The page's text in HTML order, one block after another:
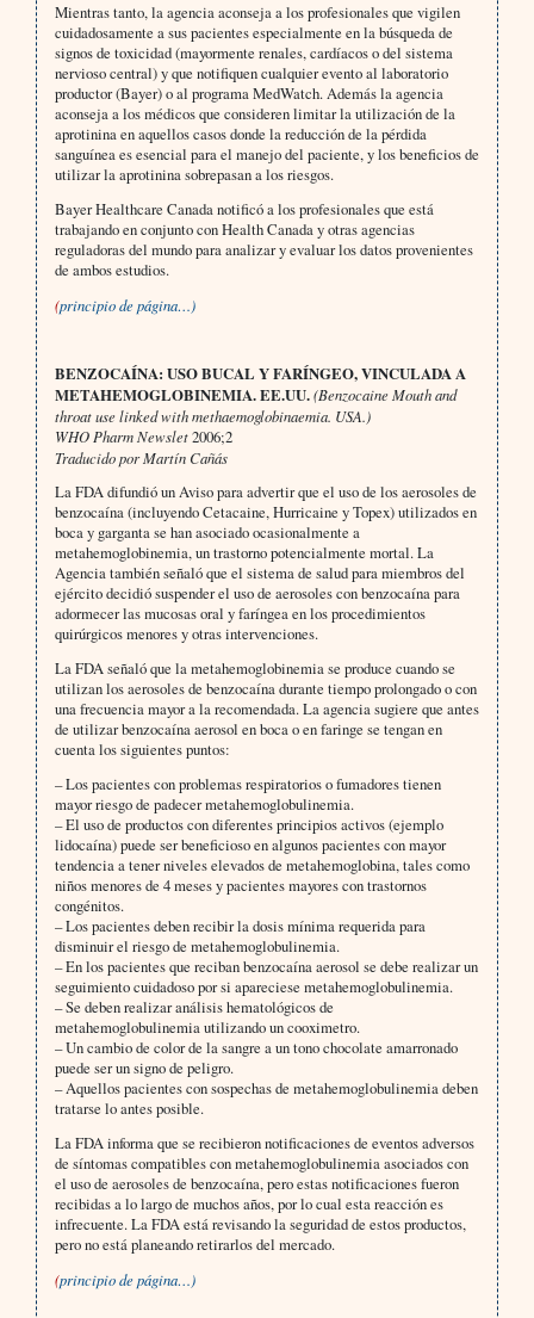
Mientras tanto, la agencia aconseja a los profesionales que vigilen
cuidadosamente a sus pacientes especialmente en la búsqueda de
signos de toxicidad (mayormente renales, cardíacos o del sistema
nervioso central) y que notifiquen cualquier evento al laboratorio
productor (Bayer) o al programa MedWatch. Además la agencia
aconseja a los médicos que consideren limitar la utilización de la
aprotinina en aquellos casos donde la reducción de la pérdida
sanguínea es esencial para el manejo del paciente, y los beneficios de
utilizar la aprotinina sobrepasan a los riesgos.
Bayer Healthcare Canada notificó a los profesionales que está
trabajando en conjunto con Health Canada y otras agencias
reguladoras del mundo para analizar y evaluar los datos provenientes
de ambos estudios.
(principio de página…)
BENZOCAÍNA: USO BUCAL Y FARÍNGEO, VINCULADA A
METAHEMOGLOBINEMIA. EE.UU.(Benzocaine Mouth and
throat use linked with methaemoglobinaemia. USA.)
WHO Pharm Newslet2006;2
Traducido por Martín Cañás
La FDA difundió un Aviso para advertir que el uso de los aerosoles de
benzocaína (incluyendo Cetacaine, Hurricaine y Topex) utilizados en
boca y garganta se han asociado ocasionalmente a
metahemoglobinemia, un trastorno potencialmente mortal. La
Agencia también señaló que el sistema de salud para miembros del
ejército decidió suspender el uso de aerosoles con benzocaína para
adormecer las mucosas oral y faríngea en los procedimientos
quirúrgicos menores y otras intervenciones.
La FDA señaló que la metahemoglobinemia se produce cuando se
utilizan los aerosoles de benzocaína durante tiempo prolongado o con
una frecuencia mayor a la recomendada. La agencia sugiere que antes
de utilizar benzocaína aerosol en boca o en faringe se tengan en
cuenta los siguientes puntos:
– Los pacientes con problemas respiratorios o fumadores tienen
mayor riesgo de padecer metahemoglobulinemia.
– El uso de productos con diferentes principios activos (ejemplo
lidocaína) puede ser beneficioso en algunos pacientes con mayor
tendencia a tener niveles elevados de metahemoglobina, tales como
niños menores de 4 meses y pacientes mayores con trastornos
congénitos.
– Los pacientes deben recibir la dosis mínima requerida para
disminuir el riesgo de metahemoglobulinemia.
– En los pacientes que reciban benzocaína aerosol se debe realizar un
seguimiento cuidadoso por si apareciese metahemoglobulinemia.
– Se deben realizar análisis hematológicos de
metahemoglobulinemia utilizando un cooximetro.
– Un cambio de color de la sangre a un tono chocolate amarronado
puede ser un signo de peligro.
– Aquellos pacientes con sospechas de metahemoglobulinemia deben
tratarse lo antes posible.
La FDA informa que se recibieron notificaciones de eventos adversos
de síntomas compatibles con metahemoglobulinemia asociados con
el uso de aerosoles de benzocaína, pero estas notificaciones fueron
recibidas a lo largo de muchos años, por lo cual esta reacción es
infrecuente. La FDA está revisando la seguridad de estos productos,
pero no está planeando retirarlos del mercado.
(principio de página…)